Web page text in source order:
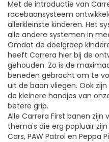
Met de introductie van
racebaansysteem
allerkleinste kinderen. Het
alle andere systemen in
Omdat de doelgroep
heeft Carrera hier bij de
gehouden. Zo is de
beneden gebracht om te
uit de baan vliegen. Ook
de kleinere handjes van
betere grip.
Alle Carrera First banen zijn
thema's die erg popluair
Cars, PAW Patrol en Peppa